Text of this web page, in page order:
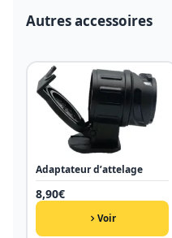
Autres accessoires
Adaptateur d’attelage
8,90€
Voir